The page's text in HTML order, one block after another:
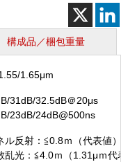
／
1．
構成品／梱包重量
1.65μm
31dB/32.5dB＠20μs
23dB/24dB@500ns
ル反射：≦0.8ｍ（代表値）
乱光：≦4.0ｍ（1.31μｍ代